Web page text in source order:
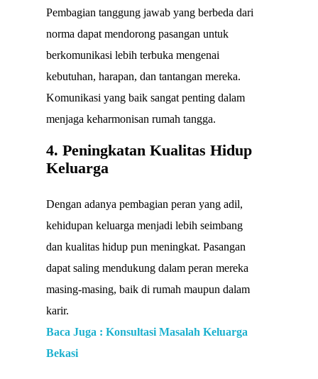
Pembagian tanggung jawab yang berbeda dari
norma dapat mendorong pasangan untuk
berkomunikasi lebih terbuka mengenai
kebutuhan, harapan, dan tantangan mereka.
Komunikasi yang baik sangat penting dalam
menjaga keharmonisan rumah tangga.
4. Peningkatan Kualitas Hidup
Keluarga
Dengan adanya pembagian peran yang adil,
kehidupan keluarga menjadi lebih seimbang
dan kualitas hidup pun meningkat. Pasangan
dapat saling mendukung dalam peran mereka
masing-masing, baik di rumah maupun dalam
karir.
Baca Juga : Konsultasi Masalah Keluarga
Bekasi